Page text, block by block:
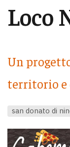
Loco
Un
territorio e
san donato di